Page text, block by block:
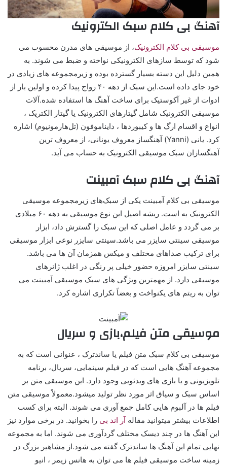
آهنگ بی کلام سبک الکترونیک
موسیقی بی کلام الکترونیک، از موسیقی های مدرن محسوب می
شود که توسط سازهای الکترونیکی نواخته و ضبط می شوند. به
همین دلیل این دسته بسیار گسترده بوده و زیرمجموعه های زیادی در
خود جای داده است.این سبک از دهه ۴۰ رواج پیدا کرده و اولین بار از
ادوات از غیر آکوستیک برای ساخت آهنگ ها استفاده شده.آلات
موسیقی الکترونیک شامل گیتارهای الکترونیک یا گیتار الکتریک ،
انواع و اقسام ارگ ها و کیبوردها ، دایناموفون (تل‌هارمونیوم) اشاره
کرد. یانی (Yanni) آهنگساز معروف یونانی، از معروف ترین
آهنگسازان سبک موسیقی الکترونیک به حساب می آید.
آهنگ بی کلام سبک آمبینت
موسیقی بی کلام آمبینت یکی از سبک‌های زیرمجموعه موسیقی
الکترونیک به است. ریشه اصیل این نوع موسیقی به دهه ۶۰ میلادی
بر می گردد و عامل اصلی که این سبک را گسترش داد، ابزار
موسیقی سینتی سایزر می باشد.سینتی سایزر نوعی ابزار موسیقی
برای ترکیب صداهای مختلف و میکس همزمان آن ها می باشد.
سینتی سایزر امروزه حضور خیلی پر رنگی در اغلب ژانرهای
موسیقی دارد. از مهمترین ویژگی های سبک موسیقی آمبینت می
توان به ریتم های یکنواخت و بعضاً تکراری اشاره کرد.
موسیقی متن فیلم،بازی و سریال
موسیقی بی کلام سبک متن فیلم یا ساندترک ، عنوانی است که به
مجموعه آهنگ هایی است که در فیلم سینمایی، سریال، برنامه
تلویزیونی و یا بازی های ویدئویی وجود دارد. این موسیقی متن بر
اساس سبک و سیاق اثر مورد نظر تولید میشود.معمولاً موسیقی متن
فیلم ها در آلبوم هایی کامل جمع آوری می شوند. البته برای کسب
اطلاعات بیشتر میتوانید مقاله آر اند بی را بخوانید. در برخی موارد نیز
این آهنگ ها در چند دیسک مختلف گردآوری می شوند. اما به مجموعه
نهایی تمام این آهنگ ها ساندترک گفته می شود.از مشاهیر بزرگ در
زمینه ساخت موسیقی فیلم ها می توان به هانس زیمر ، انیو